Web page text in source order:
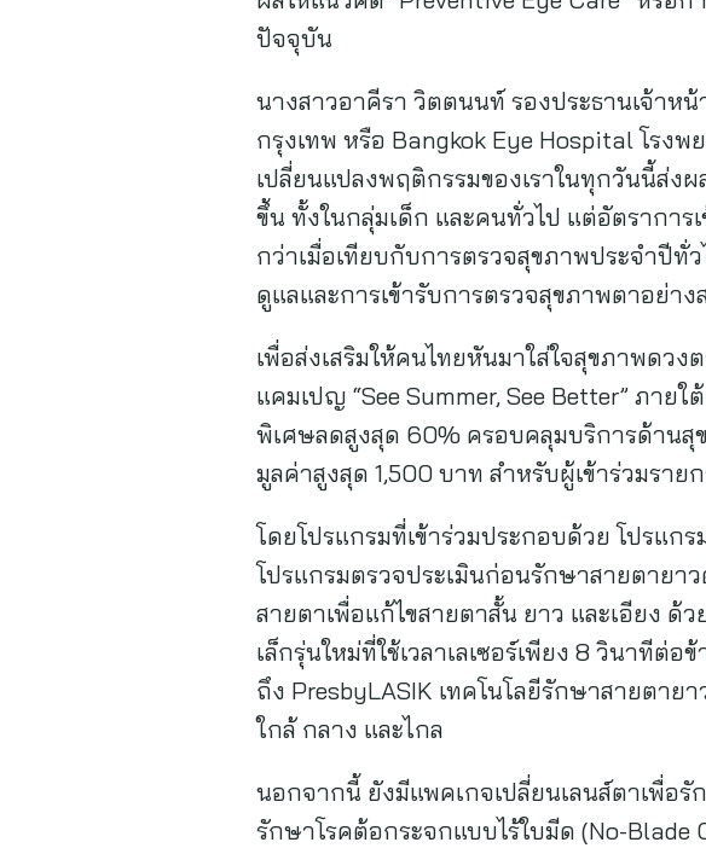
ปัจจุบัน
นางสาวอาคีรา วิตตนนท์ รองประธานเจ้าห
กรุงเทพ หรือ Bangkok Eye Hospital โรง
เปลี่ยนแปลงพฤติกรรมของเราในทุกวันนี้ส่ง
ขึ้น ทั้งในกลุ่มเด็ก และคนทั่วไป แต่อัตรากา
กว่าเมื่อเทียบกับการตรวจสุขภาพประจำปีทั่
ดูแลและการเข้ารับการตรวจสุขภาพตาอย่า
เพื่อส่งเสริมให้คนไทยหันมาใส่ใจสุขภาพดว
แคมเปญ “See Summer, See Better” ภาย
พิเศษลดสูงสุด 60% ครอบคลุมบริการด้านสุ
มูลค่าสูงสุด 1,500 บาท สำหรับผู้เข้าร่วมราย
โดยโปรแกรมที่เข้าร่วมประกอบด้วย โปรแก
โปรแกรมตรวจประเมินก่อนรักษาสายตายา
สายตาเพื่อแก้ไขสายตาสั้น ยาว และเอียง ด้ว
เล็กรุ่นใหม่ที่ใช้เวลาเลเซอร์เพียง 8 วินาทีต่
ถึง PresbyLASIK เทคโนโลยีรักษาสายตาย
ใกล้ กลาง และไกล
นอกจากนี้ ยังมีแพคเกจเปลี่ยนเลนส์ตาเพื่อรั
รักษาโรคต้อกระจกแบบไร้ใบมีด (No-Blade